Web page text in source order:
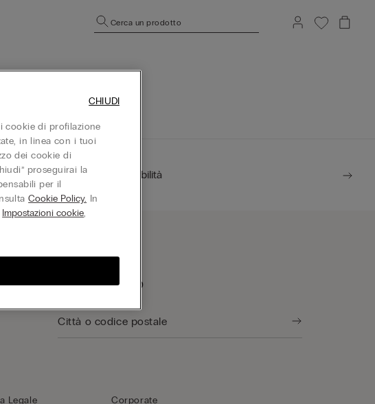
Cerca un prodotto
Sostenibilità
Trova un negozio
Legale Corporate
cookie di profilazione
in linea con i tuoi
dei cookie di
proseguirai la
per il
Cookie Policy. In
Impostazioni cookie,
CHIUDI